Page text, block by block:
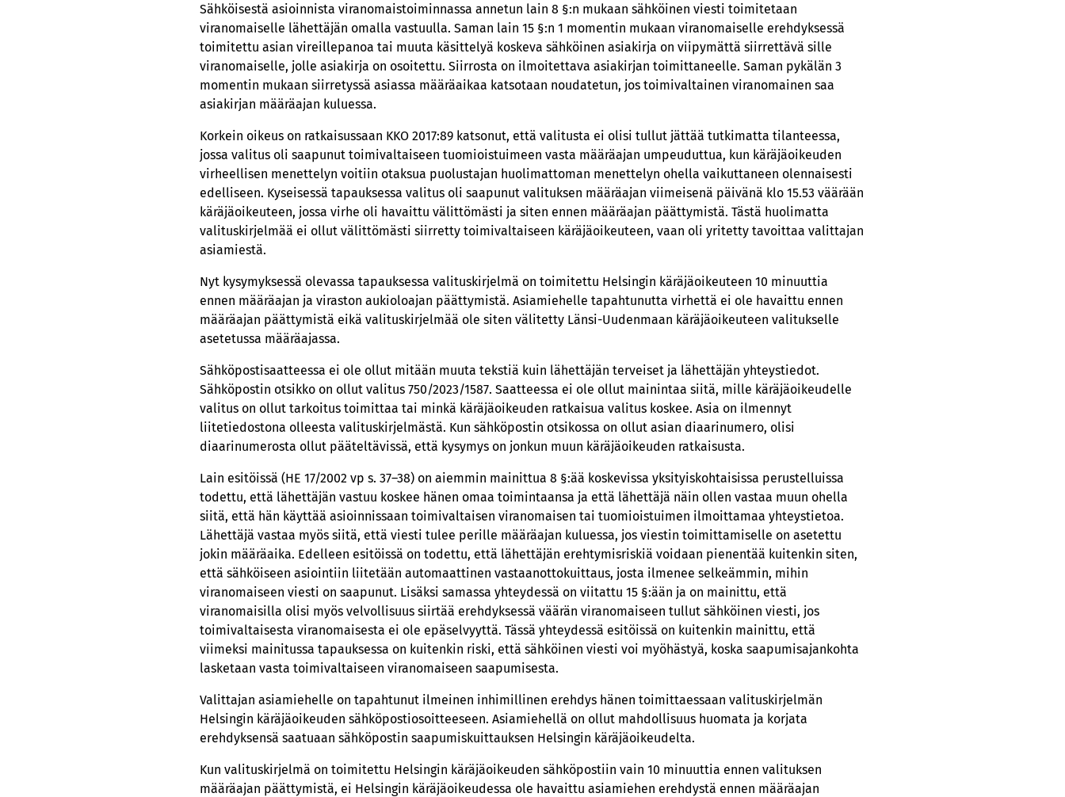
Sähköisestä asioinnista viranomaistoiminnassa annetun lain 8 §:n mukaan sähköinen viesti toimitetaan
viranomaiselle lähettäjän omalla vastuulla. Saman lain 15 §:n 1 momentin mukaan viranomaiselle erehdyksessä
toimitettu asian vireillepanoa tai muuta käsittelyä koskeva sähköinen asiakirja on viipymättä siirrettävä sille
viranomaiselle, jolle asiakirja on osoitettu. Siirrosta on ilmoitettava asiakirjan toimittaneelle. Saman pykälän 3
momentin mukaan siirretyssä asiassa määräaikaa katsotaan noudatetun, jos toimivaltainen viranomainen saa
asiakirjan määräajan kuluessa.
Korkein oikeus on ratkaisussaan KKO 2017:89 katsonut, että valitusta ei olisi tullut jättää tutkimatta tilanteessa,
jossa valitus oli saapunut toimivaltaiseen tuomioistuimeen vasta määräajan umpeuduttua, kun käräjäoikeuden
virheellisen menettelyn voitiin otaksua puolustajan huolimattoman menettelyn ohella vaikuttaneen olennaisesti
edelliseen. Kyseisessä tapauksessa valitus oli saapunut valituksen määräajan viimeisenä päivänä klo 15.53 väärään
käräjäoikeuteen, jossa virhe oli havaittu välittömästi ja siten ennen määräajan päättymistä. Tästä huolimatta
valituskirjelmää ei ollut välittömästi siirretty toimivaltaiseen käräjäoikeuteen, vaan oli yritetty tavoittaa valittajan
asiamiestä.
Nyt kysymyksessä olevassa tapauksessa valituskirjelmä on toimitettu Helsingin käräjäoikeuteen 10 minuuttia
ennen määräajan ja viraston aukioloajan päättymistä. Asiamiehelle tapahtunutta virhettä ei ole havaittu ennen
määräajan päättymistä eikä valituskirjelmää ole siten välitetty Länsi-Uudenmaan käräjäoikeuteen valitukselle
asetetussa määräajassa.
Sähköpostisaatteessa ei ole ollut mitään muuta tekstiä kuin lähettäjän terveiset ja lähettäjän yhteystiedot.
Sähköpostin otsikko on ollut valitus 750/2023/1587. Saatteessa ei ole ollut mainintaa siitä, mille käräjäoikeudelle
valitus on ollut tarkoitus toimittaa tai minkä käräjäoikeuden ratkaisua valitus koskee. Asia on ilmennyt
liitetiedostona olleesta valituskirjelmästä. Kun sähköpostin otsikossa on ollut asian diaarinumero, olisi
diaarinumerosta ollut pääteltävissä, että kysymys on jonkun muun käräjäoikeuden ratkaisusta.
Lain esitöissä (HE 17/2002 vp s. 37–38) on aiemmin mainittua 8 §:ää koskevissa yksityiskohtaisissa perustelluissa
todettu, että lähettäjän vastuu koskee hänen omaa toimintaansa ja että lähettäjä näin ollen vastaa muun ohella
siitä, että hän käyttää asioinnissaan toimivaltaisen viranomaisen tai tuomioistuimen ilmoittamaa yhteystietoa.
Lähettäjä vastaa myös siitä, että viesti tulee perille määräajan kuluessa, jos viestin toimittamiselle on asetettu
jokin määräaika. Edelleen esitöissä on todettu, että lähettäjän erehtymisriskiä voidaan pienentää kuitenkin siten,
että sähköiseen asiointiin liitetään automaattinen vastaanottokuittaus, josta ilmenee selkeämmin, mihin
viranomaiseen viesti on saapunut. Lisäksi samassa yhteydessä on viitattu 15 §:ään ja on mainittu, että
viranomaisilla olisi myös velvollisuus siirtää erehdyksessä väärän viranomaiseen tullut sähköinen viesti, jos
toimivaltaisesta viranomaisesta ei ole epäselvyyttä. Tässä yhteydessä esitöissä on kuitenkin mainittu, että
viimeksi mainitussa tapauksessa on kuitenkin riski, että sähköinen viesti voi myöhästyä, koska saapumisajankohta
lasketaan vasta toimivaltaiseen viranomaiseen saapumisesta.
Valittajan asiamiehelle on tapahtunut ilmeinen inhimillinen erehdys hänen toimittaessaan valituskirjelmän
Helsingin käräjäoikeuden sähköpostiosoitteeseen. Asiamiehellä on ollut mahdollisuus huomata ja korjata
erehdyksensä saatuaan sähköpostin saapumiskuittauksen Helsingin käräjäoikeudelta.
Kun valituskirjelmä on toimitettu Helsingin käräjäoikeuden sähköpostiin vain 10 minuuttia ennen valituksen
määräajan päättymistä, ei Helsingin käräjäoikeudessa ole havaittu asiamiehen erehdystä ennen määräajan